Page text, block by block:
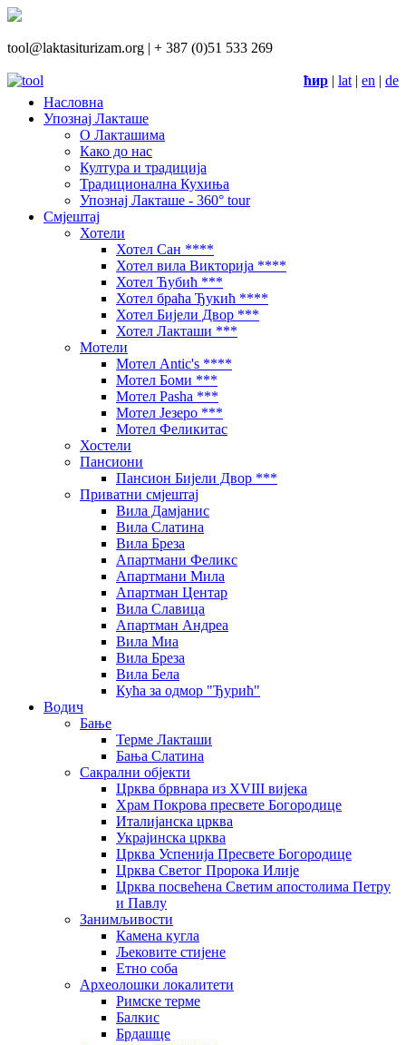
tool@laktasiturizam.org | + 387 (0)51 533 269
ћир | lat | en | de
Насловна
Упознај Лакташе
О Лакташима
Како до нас
Култура и традиција
Традиционална Кухиња
Упознај Лакташе - 360° tour
Смјештај
Хотели
Хотел Сан ****
Хотел вила Викторија ****
Хотел Ћубић ***
Хотел браћа Ђукић ****
Хотел Бијели Двор ***
Хотел Лакташи ***
Мотели
Мотел Antic's ****
Мотел Боми ***
Мотел Pasha ***
Мотел Језеро ***
Мотел Феликитас
Хостели
Пансиони
Пансион Бијели Двор ***
Приватни смјештај
Вила Дамјанис
Вила Слатина
Вила Бреза
Апартмани Феликс
Апартмани Мила
Апартман Центар
Вила Славица
Апартман Андреа
Вила Миа
Вила Бреза
Вила Бела
Кућа за одмор "Ђурић"
Водич
Бање
Терме Лакташи
Бања Слатина
Сакрални објекти
Црква брвнара из XVIII вијека
Храм Покрова пресвете Богородице
Италијанска црква
Украјинска црква
Црква Успенија Пресвете Богородице
Црква Светог Пророка Илије
Црква посвећена Светим апостолима Петру
и Павлу
Занимљивости
Камена кугла
Љековите стијене
Етно соба
Археолошки локалитети
Римске терме
Балкис
Брдашце